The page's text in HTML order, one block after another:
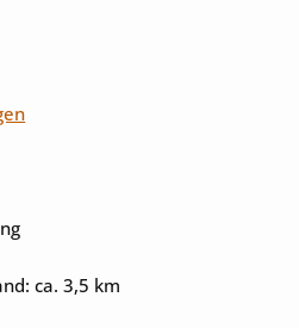
überdachte Terrasse
ca. 3,5 km